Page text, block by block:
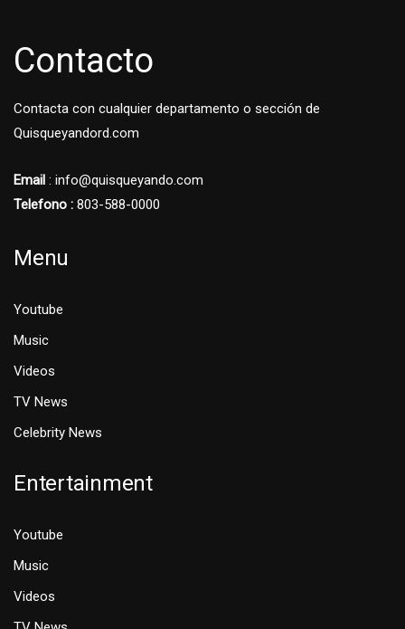
Contacto
Contacta con cualquier departamento o sección de
Quisqueyandord.com
Email : info@quisqueyando.com
Telefono : 803-588-0000
Menu
Youtube
Music
Videos
TV News
Celebrity News
Entertainment
Youtube
Music
Videos